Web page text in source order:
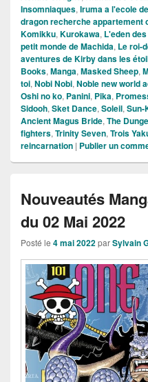
Insomniaques, Iruma a l'ecole
dragon recherche appartement
Komikku, Kurokawa, L'eden
petit monde de Machida, Le roi-
aventures de Kirby dans les
Books, Manga, Masked Sheep,
toi, Nobi Nobi, Noble new world
Oshi no ko, Panini, Pika,
Sidooh, Sket Dance, Soleil, Sun-
Ancient Magus Bride, The
fighters, Trinity Seven, Trois
reincarnation | Publier un
Nouveautés
du 02 Mai 2022
Posté le 4 mai 2022parSylvain